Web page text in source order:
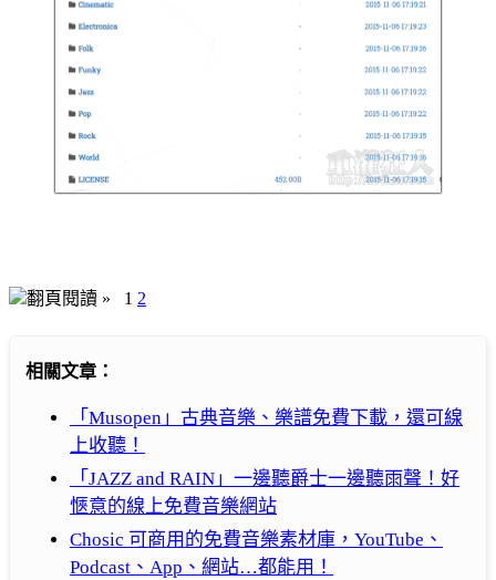
翻頁閱讀 » 1 2
相關文章：
「Musopen」古典音樂、樂譜免費下載，還可線
上收聽！
「JAZZ and RAIN」一邊聽爵士一邊聽雨聲！好
愜意的線上免費音樂網站
Chosic 可商用的免費音樂素材庫，YouTube、
Podcast、App、網站…都能用！